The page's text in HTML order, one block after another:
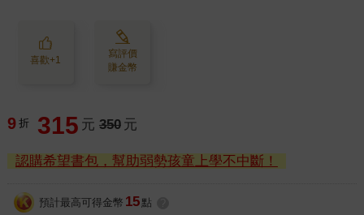
喜歡+1
寫評價
賺金幣
9 折 315 元 350 元
認購希望書包，幫助弱勢孩童上學不中斷！
預計最高可得金幣 15 點